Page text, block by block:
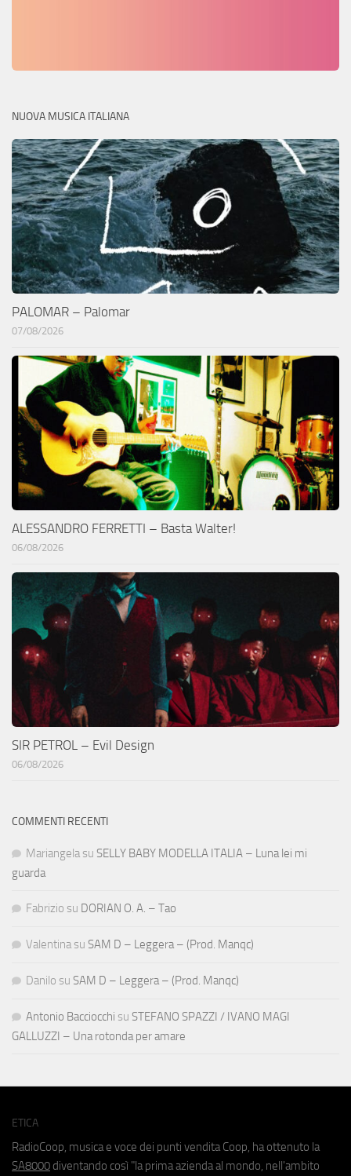
NUOVA MUSICA ITALIANA
PALOMAR – Palomar
07/08/2026
ALESSANDRO FERRETTI – Basta Walter!
06/08/2026
SIR PETROL – Evil Design
06/08/2026
COMMENTI RECENTI
Mariangela su SELLY BABY MODELLA ITALIA – Luna lei mi
guarda
Fabrizio su DORIAN O. A. – Tao
Valentina su SAM D – Leggera – (Prod. Manqc)
Danilo su SAM D – Leggera – (Prod. Manqc)
Antonio Bacciocchi su STEFANO SPAZZI / IVANO MAGI
GALLUZZI – Una rotonda per amare
ETICA
RadioCoop, musica e voce dei punti vendita Coop, ha ottenuto la
SA8000 diventando così "la prima azienda al mondo, nell'ambito